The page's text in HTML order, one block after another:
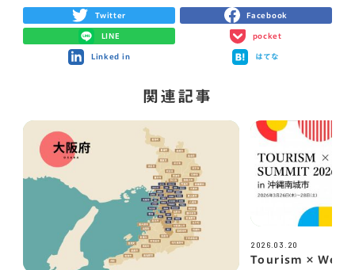
Twitter Facebook
LINE pocket
Linked in はてな
関連記事
2026.03.20
Tourism ×